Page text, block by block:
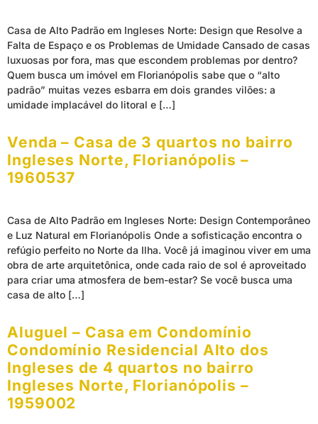
Casa de Alto Padrão em Ingleses Norte: Design que Resolve a
Falta de Espaço e os Problemas de Umidade Cansado de casas
luxuosas por fora, mas que escondem problemas por dentro?
Quem busca um imóvel em Florianópolis sabe que o “alto
padrão” muitas vezes esbarra em dois grandes vilões: a
umidade implacável do litoral e […]
Venda – Casa de 3 quartos no bairro
Ingleses Norte, Florianópolis –
1960537
Casa de Alto Padrão em Ingleses Norte: Design Contemporâneo
e Luz Natural em Florianópolis Onde a sofisticação encontra o
refúgio perfeito no Norte da Ilha. Você já imaginou viver em uma
obra de arte arquitetônica, onde cada raio de sol é aproveitado
para criar uma atmosfera de bem-estar? Se você busca uma
casa de alto […]
Aluguel – Casa em Condomínio
Condomínio Residencial Alto dos
Ingleses de 4 quartos no bairro
Ingleses Norte, Florianópolis –
1959002